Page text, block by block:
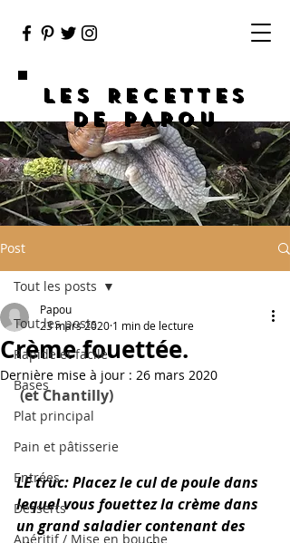
LES RECETTES
DE PAPOU
Post
Tout les posts
Rapide et facile
Bases
Plat principal
Pain et pâtisserie
Entrées
Desserts
Apéritif / Mise en bouche
Tout les posts
Crème fouettée.
Papou
23 mars 2020 1 min de lecture
Dernière mise à jour : 26 mars 2020
(et Chantilly)
LE truc: Placez le cul de poule dans
lequel vous fouettez la crème dans
un grand saladier contenant des